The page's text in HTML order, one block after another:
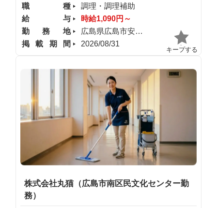
職種
調理・調理補助
給与
時給1,090円～
勤務地
広島県広島市安佐南区
掲載期間
2026/08/31
キープする
株式会社丸猫（広島市南区民文化センター勤
務）